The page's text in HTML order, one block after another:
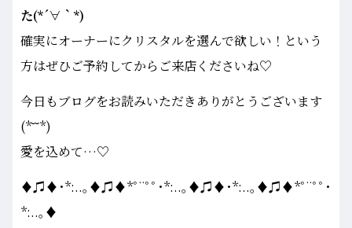
た(*´∀｀*)
確実にオーナーにクリスタルを選んで欲しい！という
方はぜひご予約してからご来店くださいね♡
今日もブログをお読みいただきありがとうございます
(*˘˘*)
愛を込めて…♡
♦♫♦･*:..｡♦♫♦*ﾟ¨ﾟﾟ･*:..｡♦♫♦･*:..｡♦♫♦*ﾟ¨ﾟﾟ･
*:..｡♦